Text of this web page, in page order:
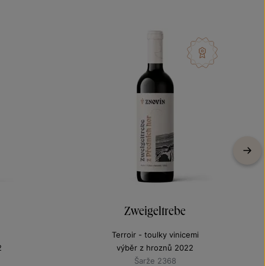
Zweigeltrebe
Terroir - toulky vinicemi
výběr z hroznů 2022
Šarže 2368